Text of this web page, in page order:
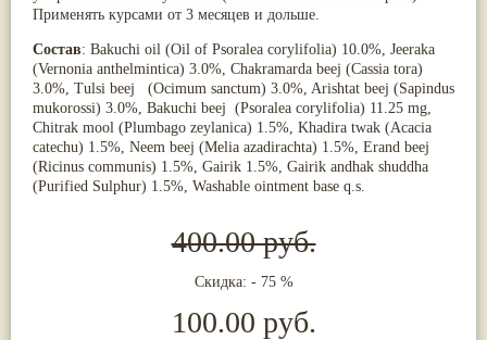
Применять курсами от 3 месяцев и дольше.
Состав: Bakuchi oil (Oil of Psoralea corylifolia) 10.0%, Jeeraka
(Vernonia anthelmintica) 3.0%, Chakramarda beej (Cassia tora)
3.0%, Tulsi beej (Ocimum sanctum) 3.0%, Arishtat beej (Sapindus
mukorossi) 3.0%, Bakuchi beej (Psoralea corylifolia) 11.25 mg,
Chitrak mool (Plumbago zeylanica) 1.5%, Khadira twak (Acacia
catechu) 1.5%, Neem beej (Melia azadirachta) 1.5%, Erand beej
(Ricinus communis) 1.5%, Gairik 1.5%, Gairik andhak shuddha
(Purified Sulphur) 1.5%, Washable ointment base q.s.
400.00 руб.
Скидка: - 75 %
100.00 руб.